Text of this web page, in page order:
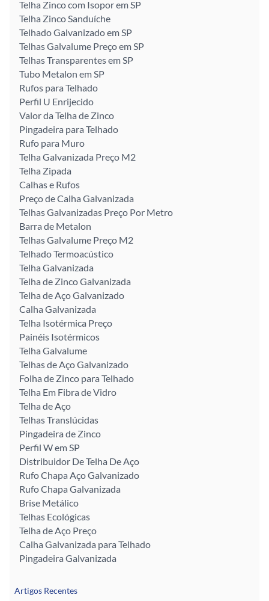
Telha Zinco com Isopor em SP
Telha Zinco Sanduíche
Telhado Galvanizado em SP
Telhas Galvalume Preço em SP
Telhas Transparentes em SP
Tubo Metalon em SP
Rufos para Telhado
Perfil U Enrijecido
Valor da Telha de Zinco
Pingadeira para Telhado
Rufo para Muro
Telha Galvanizada Preço M2
Telha Zipada
Calhas e Rufos
Preço de Calha Galvanizada
Telhas Galvanizadas Preço Por Metro
Barra de Metalon
Telhas Galvalume Preço M2
Telhado Termoacústico
Telha Galvanizada
Telha de Zinco Galvanizada
Telha de Aço Galvanizado
Calha Galvanizada
Telha Isotérmica Preço
Painéis Isotérmicos
Telha Galvalume
Telhas de Aço Galvanizado
Folha de Zinco para Telhado
Telha Em Fibra de Vidro
Telha de Aço
Telhas Translúcidas
Pingadeira de Zinco
Perfil W em SP
Distribuidor De Telha De Aço
Rufo Chapa Aço Galvanizado
Rufo Chapa Galvanizada
Brise Metálico
Telhas Ecológicas
Telha de Aço Preço
Calha Galvanizada para Telhado
Pingadeira Galvanizada
Artigos Recentes